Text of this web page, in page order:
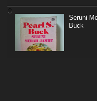
Seruni
Buck